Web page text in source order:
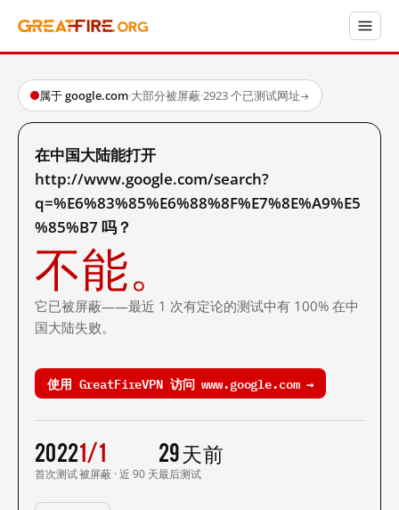
属于 google.com·大部分被屏蔽·2923 个已测试网址→
在中国大陆能打开
http://www.google.com/search?
q=%E6%83%85%E6%88%8F%E7%8E%A9%E5
%85%B7 吗？
不能。
它已被屏蔽——最近 1 次有定论的测试中有 100% 在中
国大陆失败。
使用 GreatFireVPN 访问 www.google.com →
2022
首次测试
1/1
被屏蔽 · 近 90 天
29 天前
最后测试